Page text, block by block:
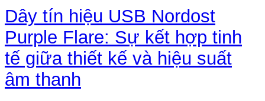
Dây tín hiệu USB Nordost
Purple Flare: Sự kết hợp tinh
tế giữa thiết kế và hiệu suất
âm thanh